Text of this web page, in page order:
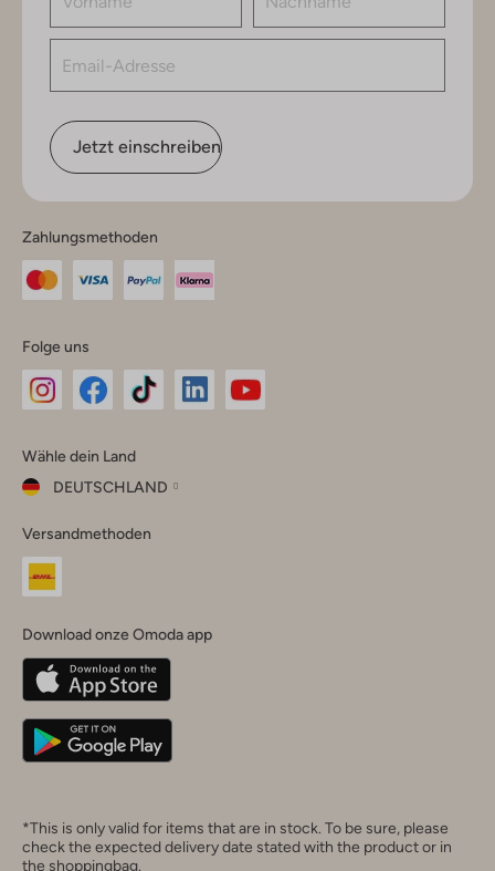
Jetzt einschreiben
Zahlungsmethoden
Folge uns
Instagram
Facebook
TikTok
Wähle dein Land
DEUTSCHLAND
dein
Land
Belgique(Français)
Deutschland
Versandmethoden
Download onze Omoda app
*This is only valid for items that are in stock. To be sure, please
check the expected delivery date stated with the product or in
the shoppingbag.